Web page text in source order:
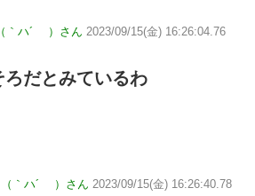
｀ハ´ ）さん 2023/09/15(金) 16:26:04.76
ろだとみているわ
（｀ハ´ ）さん 2023/09/15(金) 16:26:40.78